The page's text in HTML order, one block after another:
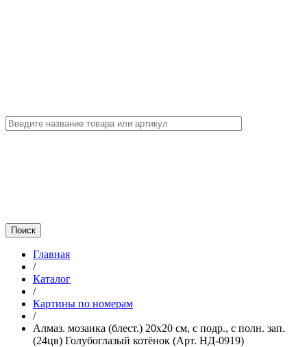
Главная
/
Каталог
/
Картины по номерам
/
Алмаз. мозаика (блест.) 20х20 см, с подр., с полн. зап.
(24цв) Голубоглазый котёнок (Арт. НД-0919)